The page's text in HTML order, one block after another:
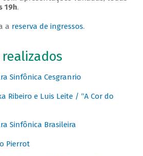
19h.
a reserva de ingressos.
Sinfônica Cesgranrio
Ribeiro e Luis Leite / “A Cor do
Sinfônica Brasileira
Pierrot